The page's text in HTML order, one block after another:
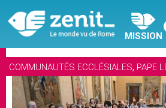
MISSION
COMMUNAUTÉS ECCLÉSIALES, PAPE